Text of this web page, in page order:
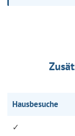
Hausbesuche
✓